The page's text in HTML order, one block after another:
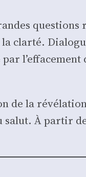
ques­tions
de la
À par­tir